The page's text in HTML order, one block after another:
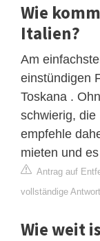
Wie
Italien?
Am
einstündigen
Toskana .
schwierig, die
empfehle
mieten und
Antrag auf
vollständige
Wie weit